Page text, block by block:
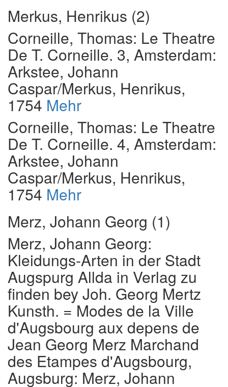
Merkus, Henrikus (2)
Corneille, Thomas: Le Theatre
De T. Corneille. 3, Amsterdam:
Arkstee, Johann
Caspar/Merkus, Henrikus,
1754 Mehr
Corneille, Thomas: Le Theatre
De T. Corneille. 4, Amsterdam:
Arkstee, Johann
Caspar/Merkus, Henrikus,
1754 Mehr
Merz, Johann Georg (1)
Merz, Johann Georg:
Kleidungs-Arten in der Stadt
Augspurg Allda in Verlag zu
finden bey Joh. Georg Mertz
Kunsth. = Modes de la Ville
d'Augsbourg aux depens de
Jean Georg Merz Marchand
des Etampes d'Augsbourg,
Augsburg: Merz, Johann